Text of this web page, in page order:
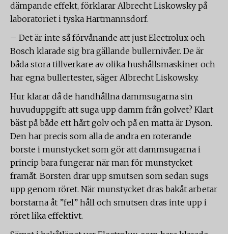
dämpande effekt, förklarar Albrecht Liskowsky på
laboratoriet i tyska Hartmannsdorf.
– Det är inte så förvånande att just Electrolux och
Bosch klarade sig bra gällande bullernivåer. De är
båda stora tillverkare av olika hushållsmaskiner och
har egna bullertester, säger Albrecht Liskowsky.
Hur klarar då de handhållna dammsugarna sin
huvuduppgift: att suga upp damm från golvet? Klart
bäst på både ett hårt golv och på en matta är Dyson.
Den har precis som alla de andra en roterande
borste i munstycket som gör att dammsugarna i
princip bara fungerar när man för munstycket
framåt. Borsten drar upp smutsen som sedan sugs
upp genom röret. När munstycket dras bakåt arbetar
borstarna åt ”fel” håll och smutsen dras inte upp i
röret lika effektivt.